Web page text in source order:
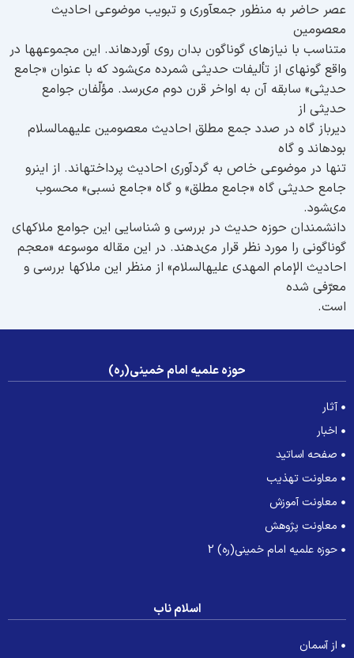
حاضر به منظور جمع‏آورى و تبويب موضوعى احاديث
با نيازهاى گوناگون بدان روى آورده‏اند. اين مجموعه‏ها در
گونه‏اى از تأليفات حديثى شمرده مى‏شود كه با عنوان «جامع
سابقه آن به اواخر قرن دوم مى‏رسد. مؤلّفان جوامع
از
گاه در صدد جمع مطلق احاديث معصومين عليهم‏السلام
و گاه
در موضوعى خاص به گردآورى احاديث پرداخته‏اند. از اين‏رو
حديثى گاه «جامع مطلق» و گاه «جامع نسبى» محسوب
حوزه حديث در بررسى و شناسايى اين جوامع ملاكهاى
را مورد نظر قرار مى‏دهند. در اين مقاله موسوعه «معجم
الإمام المهدى عليه‏السلام» از منظر اين ملاكها بررسى و
شده
حوزه علمیه امام خمینی(ره)
آثار
اخبار
صفحه اساتید
معاونت تهذیب
معاونت آموزش
معاونت پژوهش
حوزه علمیه امام خمینی(ره) 2
اسلام ناب
از آسمان